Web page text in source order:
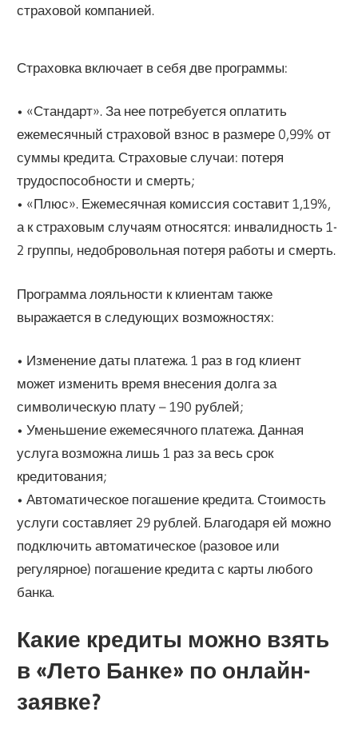
страховой компанией.
Страховка включает в себя две программы:
• «Стандарт». За нее потребуется оплатить
ежемесячный страховой взнос в размере 0,99% от
суммы кредита. Страховые случаи: потеря
трудоспособности и смерть;
• «Плюс». Ежемесячная комиссия составит 1,19%,
а к страховым случаям относятся: инвалидность 1-
2 группы, недобровольная потеря работы и смерть.
Программа лояльности к клиентам также
выражается в следующих возможностях:
• Изменение даты платежа. 1 раз в год клиент
может изменить время внесения долга за
символическую плату – 190 рублей;
• Уменьшение ежемесячного платежа. Данная
услуга возможна лишь 1 раз за весь срок
кредитования;
• Автоматическое погашение кредита. Стоимость
услуги составляет 29 рублей. Благодаря ей можно
подключить автоматическое (разовое или
регулярное) погашение кредита с карты любого
банка.
Какие кредиты можно взять
в «Лето Банке» по онлайн-
заявке?